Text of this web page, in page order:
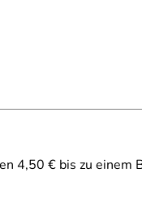
4,50 € bis zu einem